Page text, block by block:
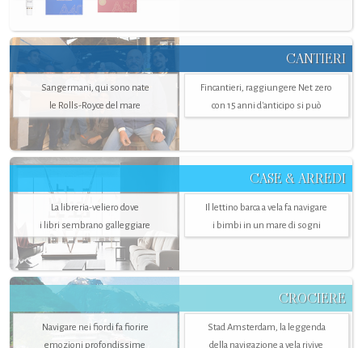
CANTIERI
Sangermani, qui sono nate
le Rolls-Royce del mare
Fincantieri, raggiungere Net zero
con 15 anni d'anticipo si può
CASE & ARREDI
La libreria-veliero dove
i libri sembrano galleggiare
Il lettino barca a vela fa navigare
i bimbi in un mare di sogni
CROCIERE
Navigare nei fiordi fa fiorire
emozioni profondissime
Stad Amsterdam, la leggenda
della navigazione a vela rivive